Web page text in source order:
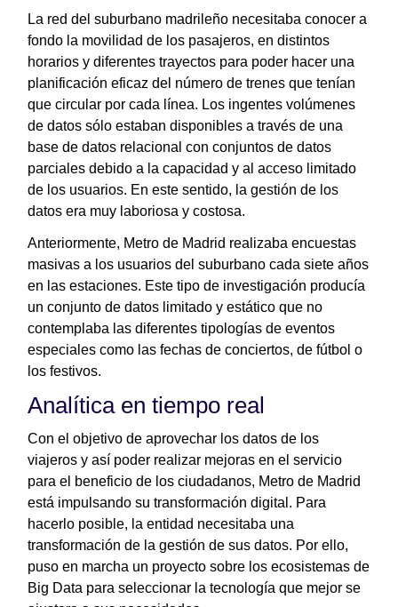
La red del suburbano madrileño necesitaba conocer a
fondo la movilidad de los pasajeros, en distintos
horarios y diferentes trayectos para poder hacer una
planificación eficaz del número de trenes que tenían
que circular por cada línea. Los ingentes volúmenes
de datos sólo estaban disponibles a través de una
base de datos relacional con conjuntos de datos
parciales debido a la capacidad y al acceso limitado
de los usuarios. En este sentido, la gestión de los
datos era muy laboriosa y costosa.
Anteriormente, Metro de Madrid realizaba encuestas
masivas a los usuarios del suburbano cada siete años
en las estaciones. Este tipo de investigación producía
un conjunto de datos limitado y estático que no
contemplaba las diferentes tipologías de eventos
especiales como las fechas de conciertos, de fútbol o
los festivos.
Analítica en tiempo real
Con el objetivo de aprovechar los datos de los
viajeros y así poder realizar mejoras en el servicio
para el beneficio de los ciudadanos, Metro de Madrid
está impulsando su transformación digital. Para
hacerlo posible, la entidad necesitaba una
transformación de la gestión de sus datos. Por ello,
puso en marcha un proyecto sobre los ecosistemas de
Big Data para seleccionar la tecnología que mejor se